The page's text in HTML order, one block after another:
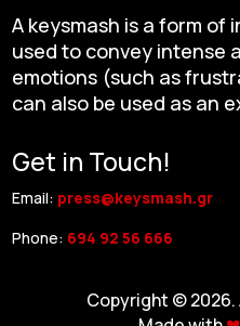
A keysmash is a form of
used to convey intense
emotions (such as
can also be used as an
Get in Touch!
Email: press@keysmash.gr
Phone: 694 92 56 666
Copyright © 2026.